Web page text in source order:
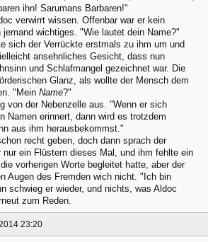
ihn! Sarumans Barbaren!"
verwirrt wissen. Offenbar war er kein
wichtiges. "Wie lautet dein Name?"
sich der Verrückte erstmals zu ihm um und
ansehnliches Gesicht, dass nun
und Schlafmangel gezeichnet war. Die
Glanz, als wollte der Mensch dem
"Mein Name?"
von der Nebenzelle aus. "Wenn er sich
Namen erinnert, dann wird es trotzdem
aus ihm herausbekommst."
recht geben, doch dann sprach der
ein Flüstern dieses Mal, und ihm fehlte ein
vorherigen Worte begleitet hatte, aber der
Augen des Fremden wich nicht. "Ich bin
schwieg er wieder, und nichts, was Aldoc
zum Reden.
23:20